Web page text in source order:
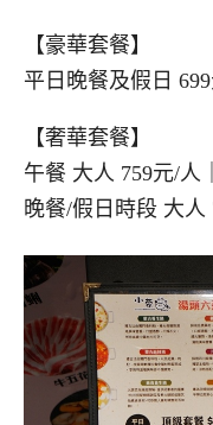
【豪華套餐】
平日晚餐及假日
【奢華套餐】
午餐 大人 759元/人
晚餐/假日時段 大人